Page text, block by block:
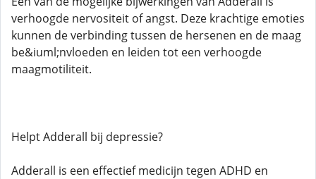
verhoogde nervositeit of angst. Deze krachtige emoties
kunnen de verbinding tussen de hersenen en de maag
be&iuml;nvloeden en leiden tot een verhoogde
maagmotiliteit.
Helpt Adderall bij depressie?
Adderall is een effectief medicijn tegen ADHD en